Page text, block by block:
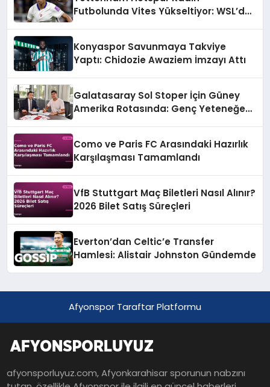
Futbolunda Vites Yükseltiyor: WSL’de
Konyaspor Savunmaya Takviye
Yaptı: Chidozie Awaziem İmzayı Attı
Galatasaray Sol Stoper İçin Güney
Amerika Rotasında: Genç Yeteneğe
Como ve Paris FC Arasındaki Hazırlık
Karşılaşması Tamamlandı
VfB Stuttgart Maç Biletleri Nasıl Alınır?
2026 Bilet Satış Süreçleri
Everton’dan Celtic’e Transfer
Hamlesi: Alistair Johnston Gündemde
Afyonspor Taraftar Platformu
afyonsporluyuz.com, Afyonkarahisar sporunun nabzını